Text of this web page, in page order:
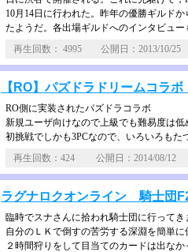
10月14日に行われた。昨年の優勝ギ­ルド
たようだ。各出場ギ­ルドへのインタビュー
再生回数： 4995 公開日：2013/10/
【RO】パズドラドリームコラボ
RO側に実装されたパズドラコラボ
新規ユーザ向けなので上級でも難易度は低
初挑戦でしかも3PCなので、いろいろもた
再生回数：424 公開日：2014/08/
ラグナロクオンライン 騎士団
臨時でスナさんに拾われ騎士団に行ってき
自分のＬＫで倒すの苦労する深淵を簡単
２時間狩りをして目当てのカードは出な